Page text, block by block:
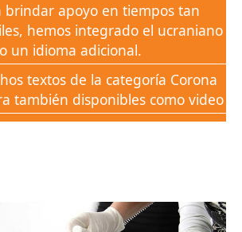
brindar apoyo en tiempos tan
hemos integrado el ucraniano
un idioma adicional.
textos de la categoría Corona
también disponibles como video
categoría Corona-Aid para